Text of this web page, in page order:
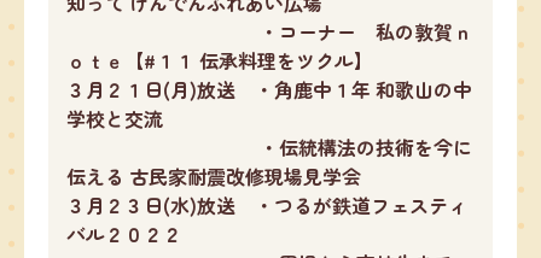
・コーナー 私の敦賀ｎ
ｏｔｅ【#１１ 伝承料理をツクル】
３月２１日(月)放送 ・角鹿中１年 和歌山の中
学校と交流
・伝統構法の技術を今に
伝える 古民家耐震改修現場見学会
３月２３日(水)放送 ・つるが鉄道フェスティ
バル２０２２